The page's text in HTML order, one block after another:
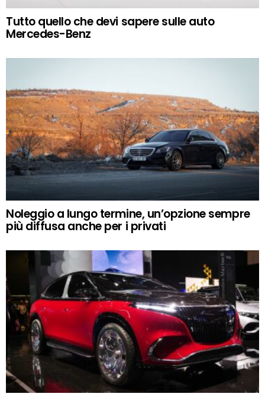
Tutto quello che devi sapere sulle auto
Mercedes-Benz
Noleggio a lungo termine, un’opzione sempre
più diffusa anche per i privati